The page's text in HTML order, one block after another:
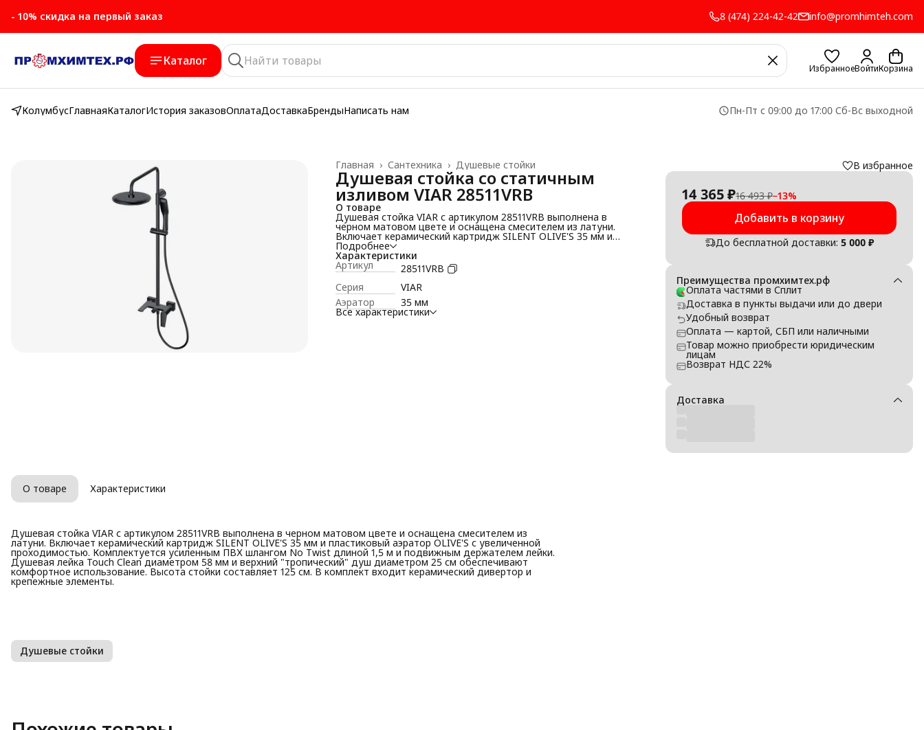
- 10% скидка на первый заказ 8 (474) 224-42-42 info@promhimteh.com
Каталог
ИзбранноеВойтиКорзина
КолумбусГлавнаяКаталогИстория заказовОплатаДоставкаБрендыНаписать нам Пн-Пт с 09:00 до 17:00 Сб-Вс выходной
Душевые стойки
Сантехника ›
Главная ›
Душевая стойка со статичным
изливом VIAR 28511VRB
О товаре
Душевая стойка VIAR с артикулом 28511VRB выполнена в
черном матовом цвете и оснащена смесителем из латуни.
Включает керамический картридж SILENT OLIVE'S 35 мм и
пластиковый аэратор OLIVE'S с увеличенной проходимостью.
Комплектуется усиленным ПВХ шлангом No Twist длиной 1,5 м
и подвижным держателем лейки. Душевая лейка Touch Clean
диаметром 58 мм и верхний "тропический" душ диаметром 25
см обеспечивают комфортное использование. Высота стойки
составляет 125 см. В комплект входит керамический дивертор
и крепежные элементы.
Подробнее
Характеристики
Артикул
28511VRB
Серия
VIAR
Аэратор
35 мм
Все характеристики
В избранное
14 365 ₽16 493 ₽−13%
Добавить в корзину
До бесплатной доставки: 5 000 ₽
Преимущества промхимтех.рф
Оплата частями в Сплит
Доставка в пункты выдачи или до двери
Удобный возврат
Оплата — картой, СБП или наличными
Товар можно приобрести юридическим
лицам
Возврат НДС 22%
Доставка
О товаре Характеристики
Душевая стойка VIAR с артикулом 28511VRB выполнена в черном матовом цвете и оснащена смесителем из
латуни. Включает керамический картридж SILENT OLIVE'S 35 мм и пластиковый аэратор OLIVE'S с увеличенной
проходимостью. Комплектуется усиленным ПВХ шлангом No Twist длиной 1,5 м и подвижным держателем лейки.
Душевая лейка Touch Clean диаметром 58 мм и верхний "тропический" душ диаметром 25 см обеспечивают
комфортное использование. Высота стойки составляет 125 см. В комплект входит керамический дивертор и
крепежные элементы.
Душевые стойки